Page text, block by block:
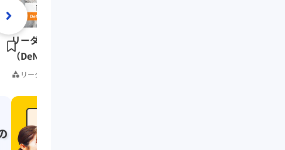
リーダーの挑戦⑨ 南場智子氏
（DeNA会長）
リーダーシップ